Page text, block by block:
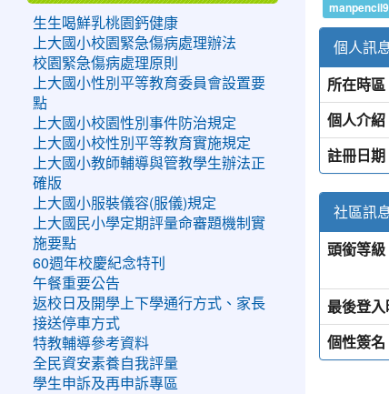
manpencil9
個人訊
所在時區
個人介紹
註冊日期
社區訊
頭銜等級
最後登
個性簽名
生生喝鮮乳桃園鈣健康
上大國小校園緊急傷病處理辦法
校園緊急傷病處理原則
上大國小性別平等教育委員會設置要
點
上大國小校園性別事件防治規定
上大國小校性別平等教育實施規定
上大國小教師輔導與管教學生辦法正
確版
上大國小服裝儀容(服儀)規定
上大國民小學定期評量命審題機制實
施要點
60週年校慶紀念特刊
午餐重要公告
返校日及開學上下學通行方式、家長
接送停車方式
特教輔導參考資料
全民資安素養自我評量
學生申訴及再申訴專區